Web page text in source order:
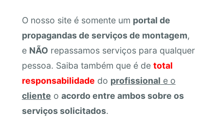
O nosso site é somente um portal de
propagandas de serviços de montagem,
e NÃO repassamos serviços para qualquer
pessoa. Saiba também que é de total
responsabilidade do profissional e o
cliente o acordo entre ambos sobre os
serviços solicitados.